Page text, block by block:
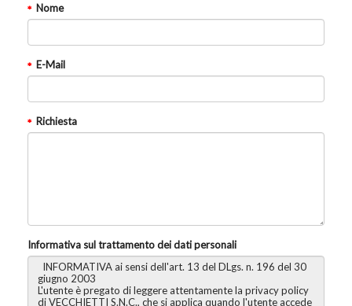
Nome
E-Mail
Richiesta
Informativa sul trattamento dei dati personali